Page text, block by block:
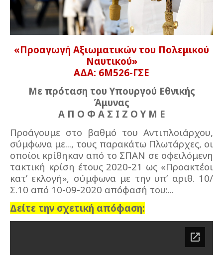
«Προαγωγή Αξιωματικών του Πολεμικού
Ναυτικού»
ΑΔΑ: 6Μ526-ΓΣΕ
Με πρόταση του Υπουργού Εθνικής
Άμυνας
Α Π Ο Φ Α Σ Ι Ζ Ο Υ Μ Ε
Προάγουμε στο βαθμό του Αντιπλοιάρχου,
σύμφωνα με..., τους παρακάτω Πλωτάρχες, οι
οποίοι κρίθηκαν από το ΣΠΑΝ σε οφειλόμενη
τακτική κρίση έτους 2020-21 ως «Προακτέοι
κατ’ εκλογή», σύμφωνα με την υπ’ αριθ. 10/
Σ.10 από 10-09-2020 απόφασή του:...
Δείτε την σχετική απόφαση: